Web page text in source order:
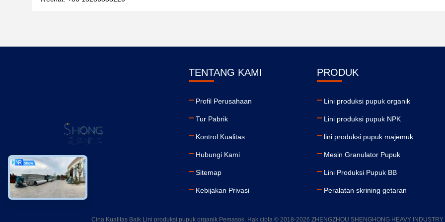
TENTANG KAMI
Profil Perusahaan
Tur Pabrik
Kontrol Kualitas
Hubungi Kami
Sitemap
Kebijakan Privasi
PRODUK
Lini produksi pupuk organik
Lini produksi pupuk NPK
lini produksi pupuk majemuk
Mesin Granulator Pupuk
Lini Produksi Pupuk BB
Peralatan skrining getaran
Cina Kualitas Baik Lini produksi pupuk organik Pemasok. Hak cipta © 2018-2026 ZHENGZHOU SHENGHONG HEAVY INDUSTRY